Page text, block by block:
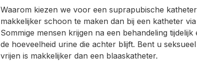
Waarom kiezen we voor een suprapubische
makkelijker schoon te maken dan bij een katheter
Sommige mensen krijgen na een behandeling
de hoeveelheid urine die achter blijft. Bent u
vrijen is makkelijker dan een blaaskatheter.